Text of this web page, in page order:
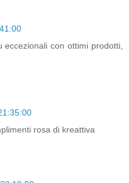
con ottimi prodotti,
rosa di kreattiva